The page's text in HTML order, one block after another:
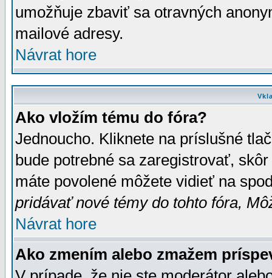
umožňuje zbaviť sa otravných
mailové adresy.
Návrat hore
Ako vložím tému do fóra?
Jednoucho. Kliknete na príslušné
bude potrebné sa zaregistrovať,
máte povolené môžete vidieť na
pridávať nové témy do tohto fóra,
Návrat hore
Ako zmením alebo zmažem